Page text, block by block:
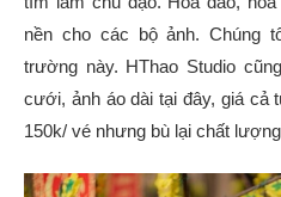
nền cho các bộ ảnh. Chúng
trường này. HThao Studio
cưới, ảnh áo dài tại đây, giá cả
150k/ vé nhưng bù lại chất